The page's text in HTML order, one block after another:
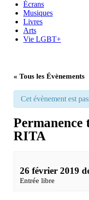
Écrans
Musiques
Livres
Arts
Vie LGBT+
« Tous les Évènements
Cet évènement est
Permanence
RITA
26 février 2019
Entrée libre